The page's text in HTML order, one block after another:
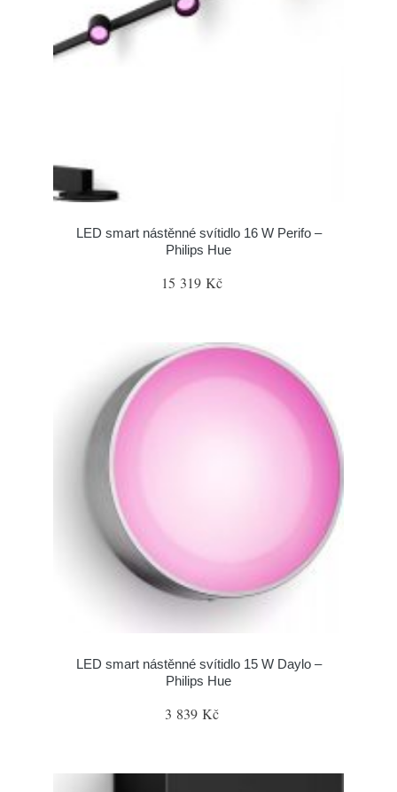
LED smart nástěnné svítidlo 16 W Perifo –
Philips Hue
15 319 Kč
LED smart nástěnné svítidlo 15 W Daylo –
Philips Hue
3 839 Kč